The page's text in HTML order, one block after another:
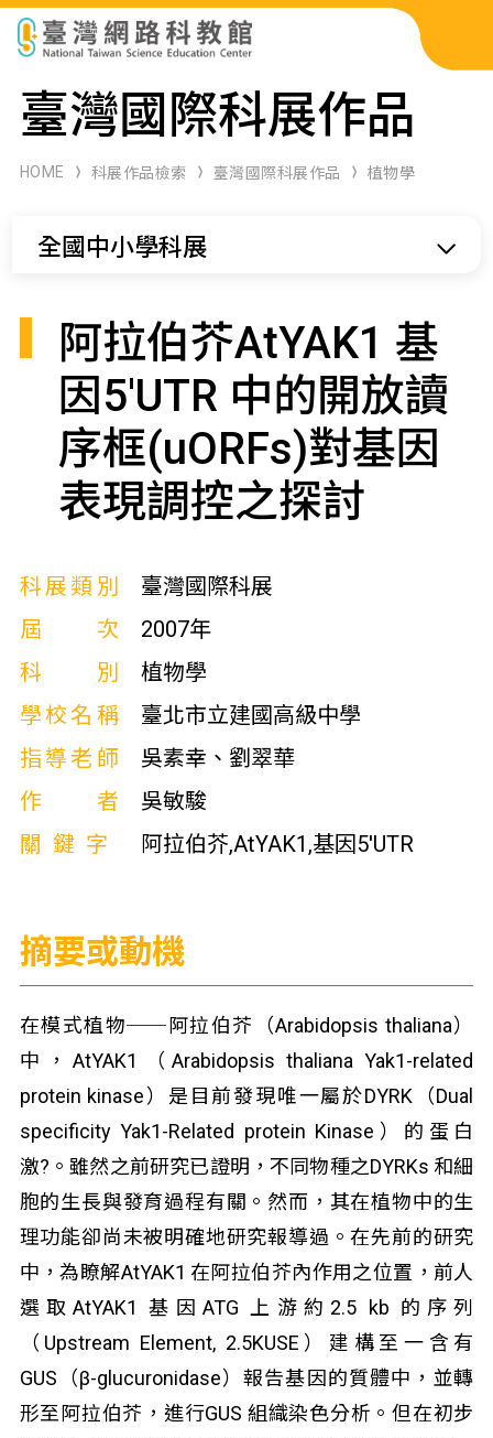
科展作品檢索
科學研習月刊
臺灣國際科展作品
HOME 科展作品檢索 臺灣國際科展作品 植物學
全國中小學科展
阿拉伯芥AtYAK1 基
因5'UTR 中的開放讀
序框(uORFs)對基因
表現調控之探討
科展類別
臺灣國際科展
屆次
2007年
科別
植物學
學校名稱
臺北市立建國高級中學
指導老師
吳素幸、劉翠華
作者
吳敏駿
關鍵字
阿拉伯芥,AtYAK1,基因5'UTR
摘要或動機
在模式植物──阿拉伯芥（Arabidopsis thaliana）
中，AtYAK1（Arabidopsis thaliana Yak1-related
protein kinase）是目前發現唯一屬於DYRK（Dual
specificity Yak1-Related protein Kinase）的蛋白
激?。雖然之前研究已證明，不同物種之DYRKs 和細
胞的生長與發育過程有關。然而，其在植物中的生
理功能卻尚未被明確地研究報導過。在先前的研究
中，為瞭解AtYAK1 在阿拉伯芥內作用之位置，前人
選取AtYAK1 基因ATG 上游約2.5 kb 的序列
（Upstream Element, 2.5KUSE）建構至一含有
GUS（β-glucuronidase）報告基因的質體中，並轉
形至阿拉伯芥，進行GUS 組織染色分析。但在初步